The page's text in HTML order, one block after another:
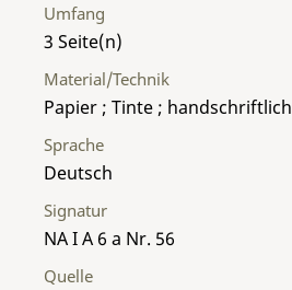
Umfang
3
Material/Technik
Papier ; Tinte ; handschriftlich
Sprache
Deutsch
Signatur
NA I A 6 a Nr. 56
Quelle